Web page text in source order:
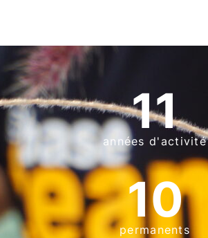
années d'activité
11
permanents
10